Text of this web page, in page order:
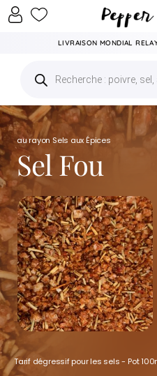
LIVRAISON MONDIAL
au rayon Sels aux Épices
Sel Fou
Tarif dégressif pour les sels - Pot